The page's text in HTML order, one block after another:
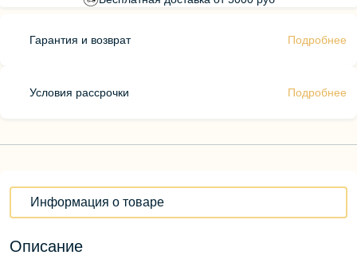
Гарантия и возврат Подробнее
Условия рассрочки Подробнее
Информация о товаре
Описание